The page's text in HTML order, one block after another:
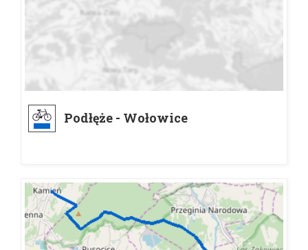
Podłęże - Wołowice